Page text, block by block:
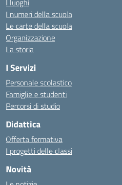
I luoghi
I numeri della scuola
Le carte della scuola
Organizzazione
La storia
I Servizi
Personale scolastico
Famiglie e studenti
Percorsi di studio
Didattica
Offerta formativa
I progetti delle classi
Novità